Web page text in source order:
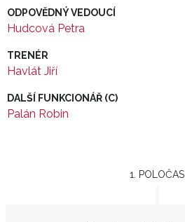
ODPOVĚDNÝ VEDOUCÍ
Hudcová Petra
TRENÉR
Havlát Jiří
DALŠÍ FUNKCIONÁŘ (C)
Palán Robin
1. POLOČAS